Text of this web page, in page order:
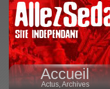
Accueil
Actus,Archives